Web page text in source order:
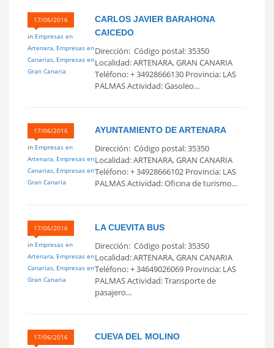
17/06/2016
in Empresas en
Artenara, Empresas en
Canarias, Empresas en
Gran Canaria
CARLOS JAVIER BARAHONA
CAICEDO
Dirección: Código postal: 35350
Localidad: ARTENARA, GRAN CANARIA
Teléfono: + 34928666130 Provincia: LAS
PALMAS Actividad: Gasoleo...
17/06/2016
in Empresas en
Artenara, Empresas en
Canarias, Empresas en
Gran Canaria
AYUNTAMIENTO DE ARTENARA
Dirección: Código postal: 35350
Localidad: ARTENARA, GRAN CANARIA
Teléfono: + 34928666102 Provincia: LAS
PALMAS Actividad: Oficina de turismo...
17/06/2016
in Empresas en
Artenara, Empresas en
Canarias, Empresas en
Gran Canaria
LA CUEVITA BUS
Dirección: Código postal: 35350
Localidad: ARTENARA, GRAN CANARIA
Teléfono: + 34649026069 Provincia: LAS
PALMAS Actividad: Transporte de
pasajero...
17/06/2016
CUEVA DEL MOLINO